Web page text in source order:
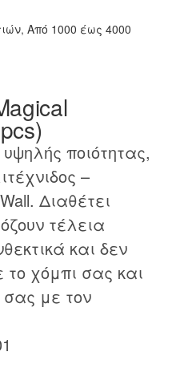
, Από 1000 έως 4000
ποιότητας,
–
Διαθέτει
τέλεια
και δεν
το χόμπι σας και
με τον